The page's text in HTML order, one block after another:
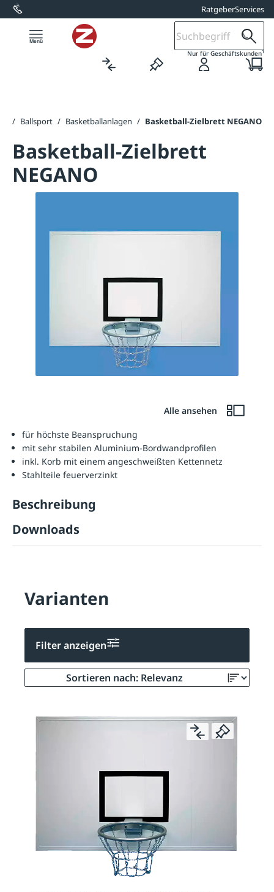
springen RatgeberServices
Nur für Geschäftskunden1
/ Ballsport / Basketballanlagen / Basketball-Zielbrett NEGANO
Basketball-Zielbrett
NEGANO
Alle ansehen
für höchste Beanspruchung
mit sehr stabilen Aluminium-Bordwandprofilen
inkl. Korb mit einem angeschweißten Kettennetz
Stahlteile feuerverzinkt
Beschreibung
Downloads
Varianten
Filter anzeigen